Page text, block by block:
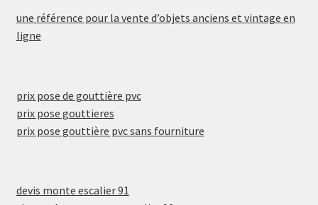
une référence pour la vente d’objets anciens et vintage en
ligne
prix pose de gouttière pvc
prix pose gouttieres
prix pose gouttière pvc sans fourniture
devis monte escalier 91